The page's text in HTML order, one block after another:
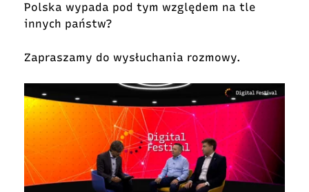
Polska wypada pod tym względem na tle
innych państw?
Zapraszamy do wysłuchania rozmowy.